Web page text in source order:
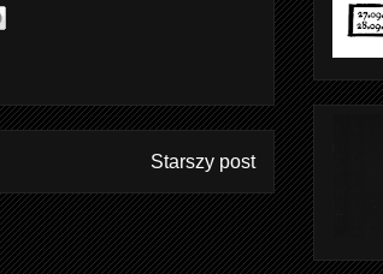
Starszy post